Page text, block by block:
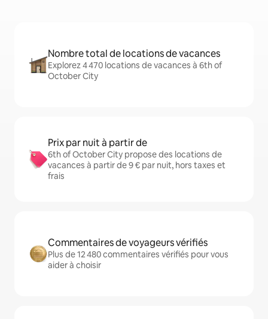
Nombre total de locations de vacances
Explorez 4 470 locations de vacances à 6th of
October City
Prix par nuit à partir de
6th of October City propose des locations de
vacances à partir de 9 € par nuit, hors taxes et
frais
Commentaires de voyageurs vérifiés
Plus de 12 480 commentaires vérifiés pour vous
aider à choisir